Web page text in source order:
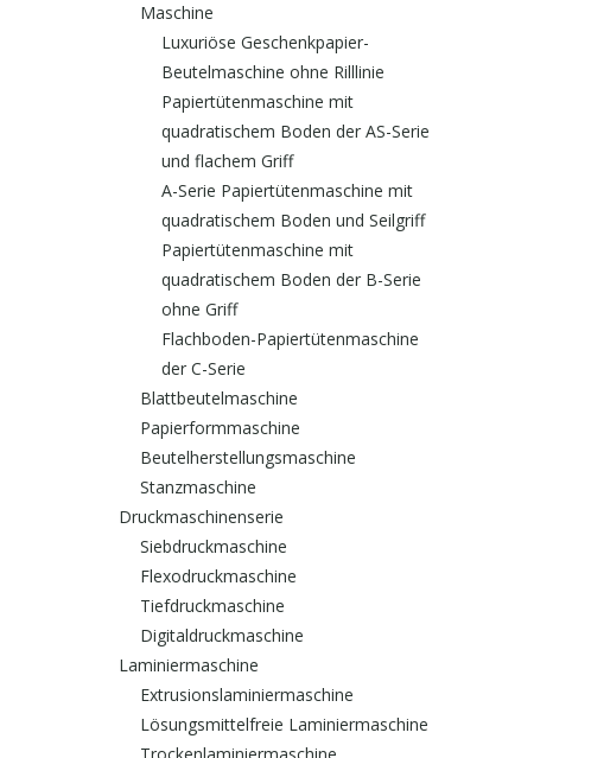
Maschine
Luxuriöse Geschenkpapier-
Beutelmaschine ohne Rilllinie
Papiertütenmaschine mit
quadratischem Boden der AS-Serie
und flachem Griff
A-Serie Papiertütenmaschine mit
quadratischem Boden und Seilgriff
Papiertütenmaschine mit
quadratischem Boden der B-Serie
ohne Griff
Flachboden-Papiertütenmaschine
der C-Serie
Blattbeutelmaschine
Papierformmaschine
Beutelherstellungsmaschine
Stanzmaschine
Druckmaschinenserie
Siebdruckmaschine
Flexodruckmaschine
Tiefdruckmaschine
Digitaldruckmaschine
Laminiermaschine
Extrusionslaminiermaschine
Lösungsmittelfreie Laminiermaschine